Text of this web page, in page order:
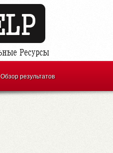
Обзор результатов